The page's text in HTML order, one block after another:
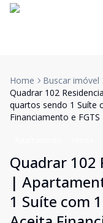
Home
Buscar imóvel
Quadrar 102
quartos sendo 1 Suíte
Financiamento e
Quadrar 102
|
1 Suíte com